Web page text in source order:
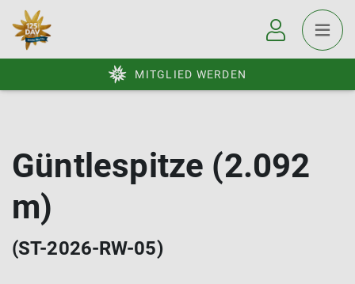
MITGLIED WERDEN
Güntlespitze (2.092
m)
(ST-2026-RW-05)